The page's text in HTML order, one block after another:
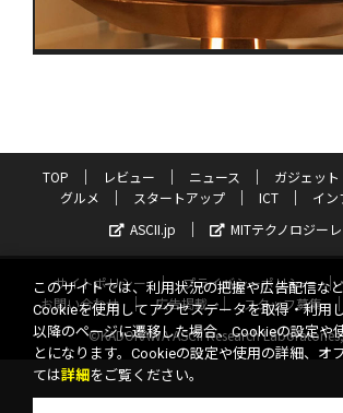
TOP レビュー ニュース ガジェット
グルメ
スタートアップ ICT
イン
ASCII.jp
MITテクノロジー
サイトポリシー プライバシーポリシー
お問い合わせ
広告掲載 スタッフ募集
©KADOKAWA ASCII Research
このサイトでは、利用状況の把握や広告配信など
Cookieを使用してアクセスデータを取得・利用
以降のページに遷移した場合、Cookieの設定や
とになります。Cookieの設定や使用の詳細、オ
ては詳細 をご覧ください。